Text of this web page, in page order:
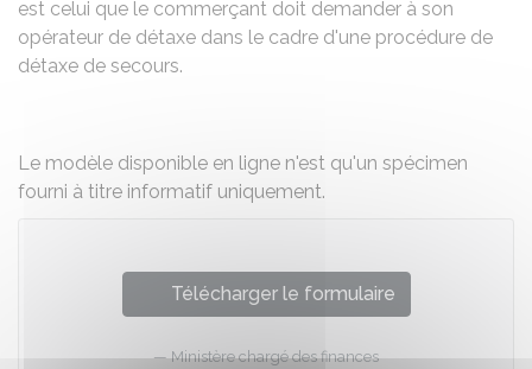
est celui que le commerçant doit demander à son
opérateur de détaxe dans le cadre d'une procédure de
détaxe de secours.
Le modèle disponible en ligne n'est qu'un spécimen
fourni à titre informatif uniquement.
Télécharger le formulaire
Ministère chargé des finances